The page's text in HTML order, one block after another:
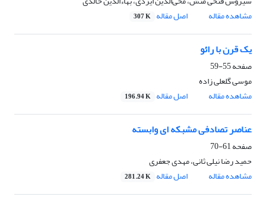
مشاهده مقاله
اصل مقاله 307 K
یک قرن با رائو
صفحه55-59
موسی گلعلی زاده
مشاهده مقاله
اصل مقاله 196.94 K
عناصر تصادفی مشبکه ای وابسته
صفحه61-70
حمید رضا نیلی ثانی، مهدی جعفری
مشاهده مقاله
اصل مقاله 281.24 K